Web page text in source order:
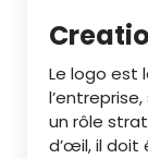
Le logo est
un rôle
d’œil, il doit